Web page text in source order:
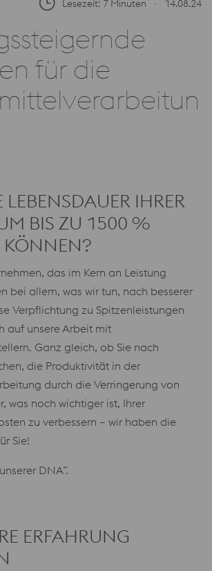
Lesezeit: 7 Minuten ∙ 14.08.24
für die
LEBENSDAUER IHRER
BIS ZU 1500 %
KÖNNEN?
das im Kern an Leistung
bei allem, was wir tun, nach besserer
Verpflichtung zu Spitzenleistungen
auf unsere Arbeit mit
Ganz gleich, ob Sie nach
die Produktivität in der
durch die Verringerung von
was noch wichtiger ist, Ihrer
zu verbessern – wir haben die
Sie!
DNA”.
ERFAHRUNG